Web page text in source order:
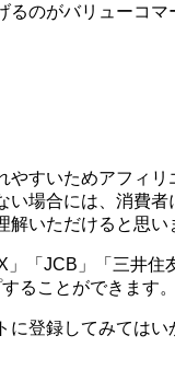
のがバリューコマ
すいためアフィ
場合には、消費
いただけると思い
「JCB」「三井住
ることができます。
登録してみてはい